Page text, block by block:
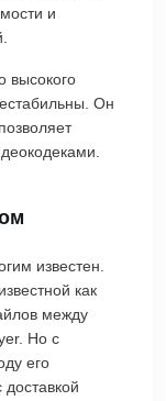
и
высокого
Он
известен.
как
между
Но с
его